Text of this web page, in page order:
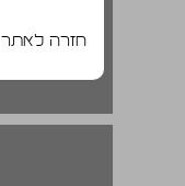
חזרה לאתר